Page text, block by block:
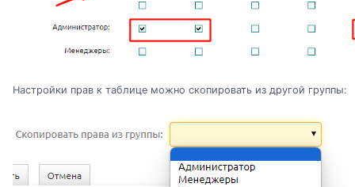
Настройки прав к таблице можно скопировать из другой группы: